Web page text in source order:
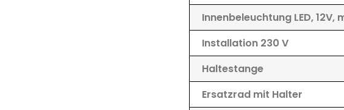
Innenbeleuchtung LED, 12V,
Installation 230 V
Haltestange
Ersatzrad mit Halter